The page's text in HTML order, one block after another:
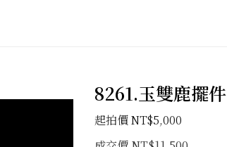
8261.玉雙鹿擺件
NT$5,000